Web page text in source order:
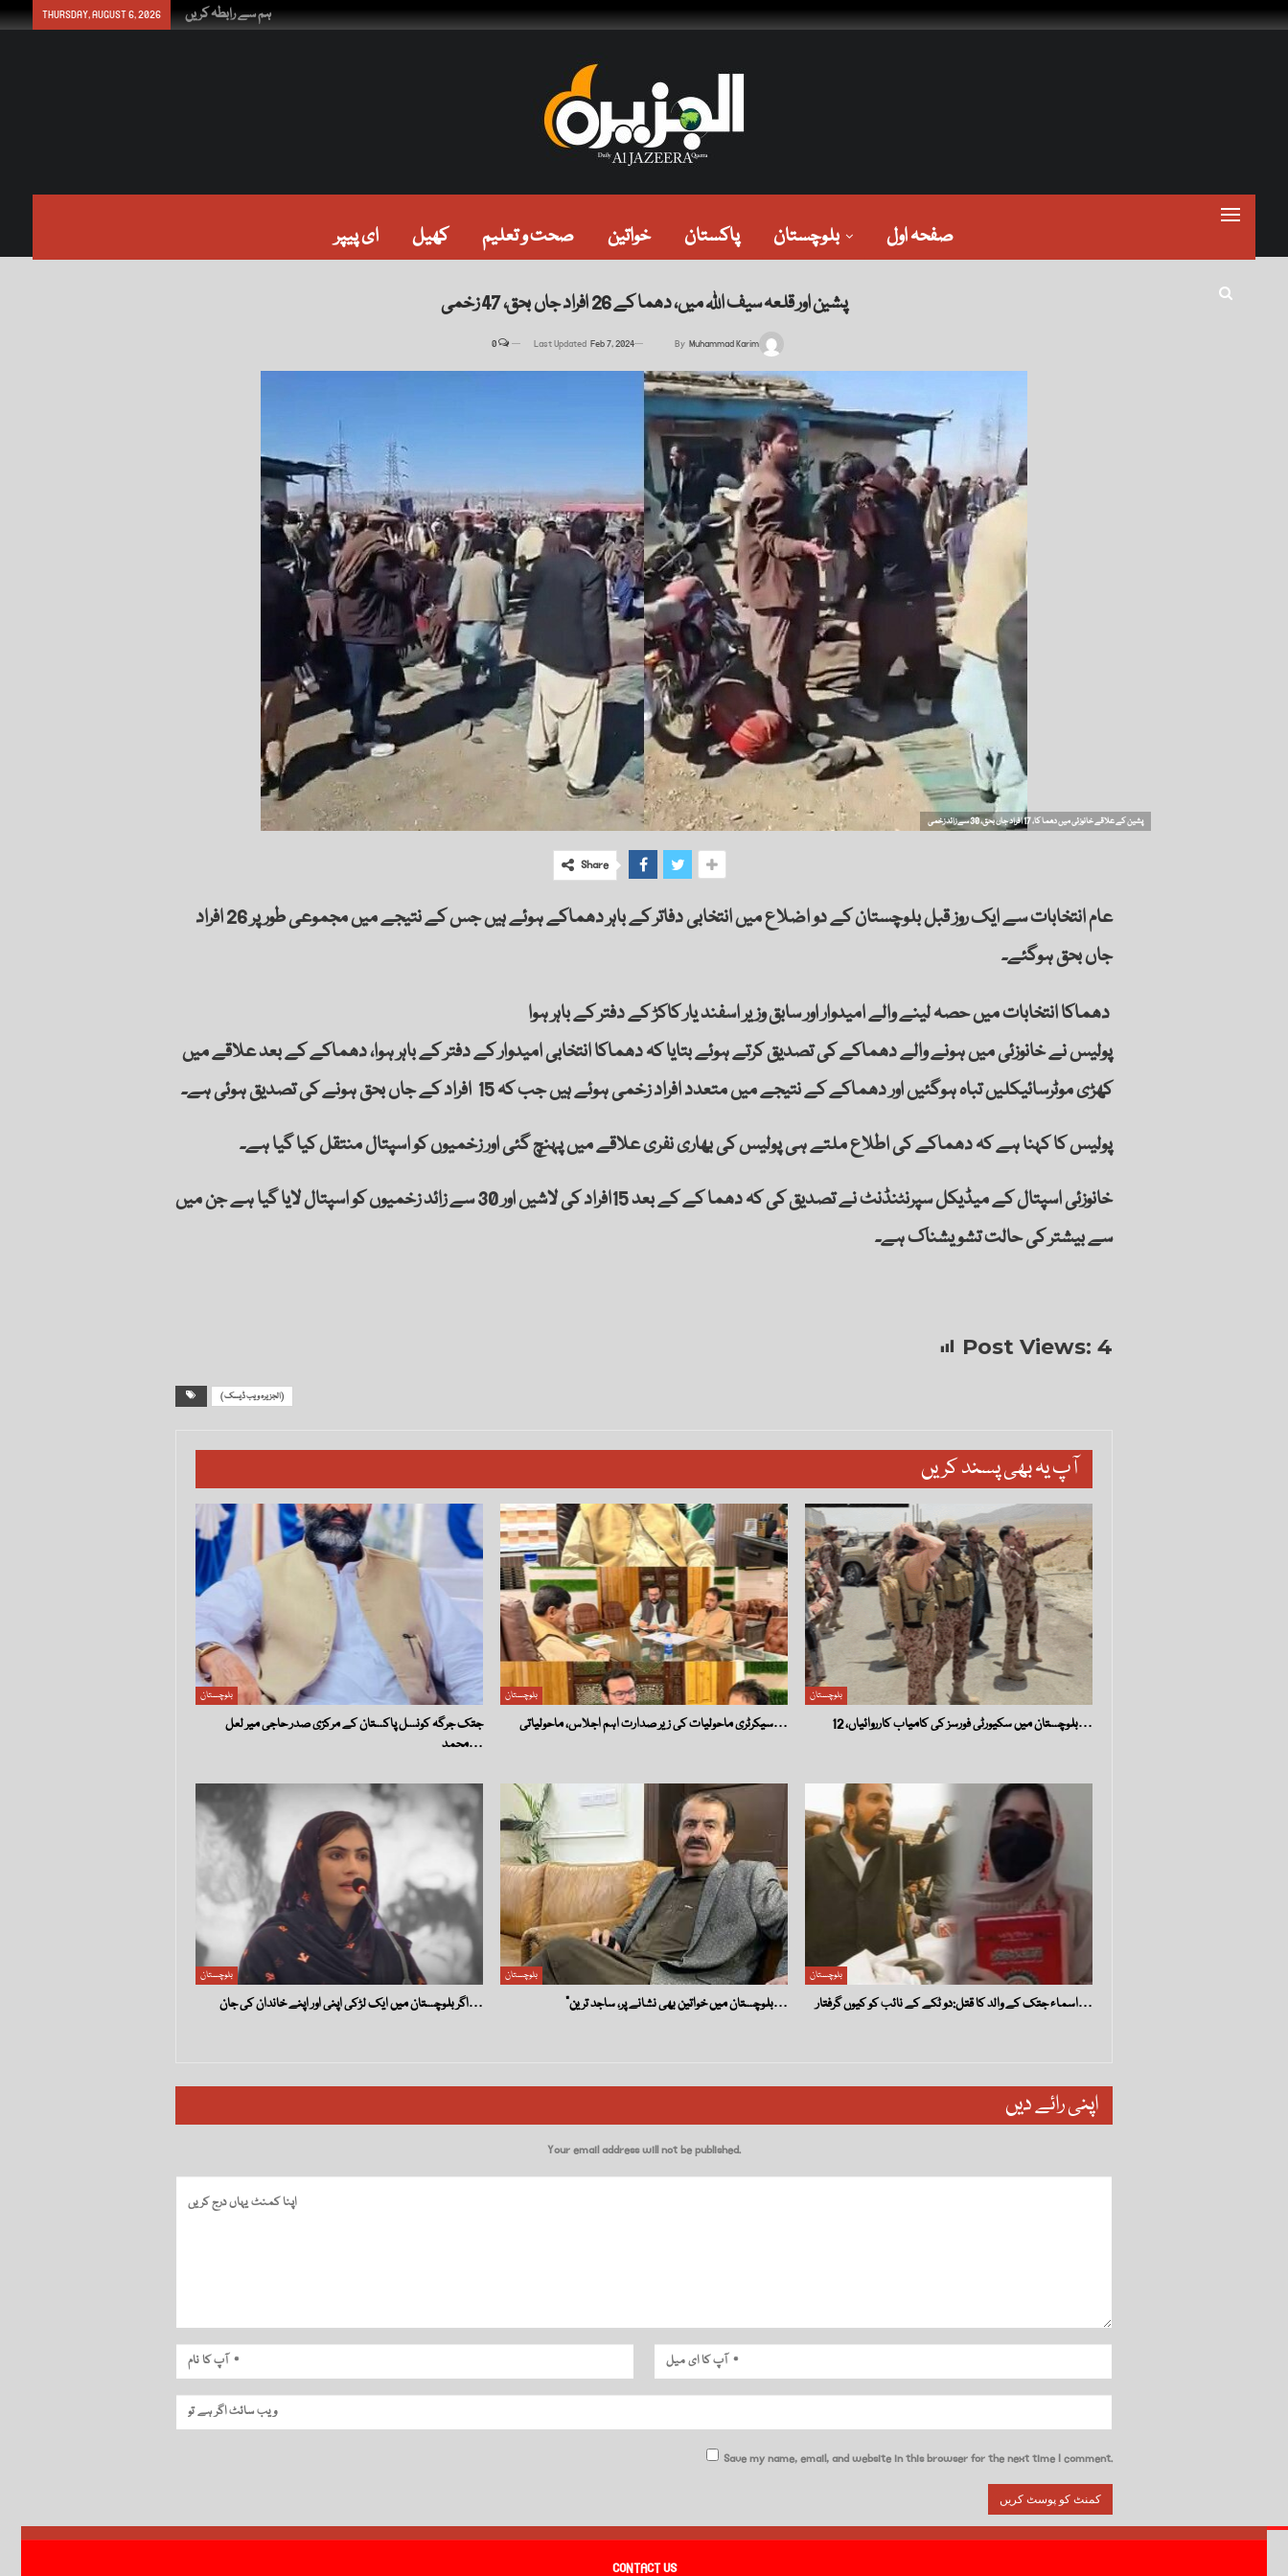
THURSDAY, AUGUST 6, 2026 ہم سے رابطہ کریں
ای پیپر کھیل صحت و تعلیم خواتین پاکستان بلوچستان صفحہ اول
پشین اور قلعہ سیف اللہ میں، دھما کے 26 افراد جاں بحق، 47 زخمی
By Muhammad Karim
Last Updated Feb 7, 2024
0
پشین کے علاقے خانوزئی میں دھما کا، 17 افراد جاں بحق، 30 سے زائد زخمی
Share
عام انتخابات سے ایک روز قبل بلوچستان کے دو اضلاع میں انتخابی دفاتر کے باہر دھماکے ہوئے ہیں جس کے نتیجے میں مجموعی طور پر 26 افراد
جاں بحق ہوگئے۔
پولیس نے خانوزئی میں ہونے والے دھماکے کی تصدیق کرتے ہوئے بتایا کہ دھماکا انتخابی امیدوار کے دفتر کے باہر ہوا، دھماکے کے بعد علاقے میں
کھڑی موٹرسائیکلیں تباہ ہوگئیں اور دھماکے کے نتیجے میں متعدد افراد زخمی ہوئے ہیں جب کہ 15 افراد کے جاں بحق ہونے کی تصدیق ہوئی ہے۔
پولیس کا کہنا ہے کہ دھماکے کی اطلاع ملتے ہی پولیس کی بھاری نفری علاقے میں پہنچ گئی اور زخمیوں کو اسپتال منتقل کیا گیا ہے۔
خانوزئی اسپتال کے میڈیکل سپرنٹنڈنٹ نے تصدیق کی کہ دھما کے کے بعد 15افراد کی لاشیں اور 30 سے زائد زخمیوں کو اسپتال لایا گیا ہے جن میں
سے بیشتر کی حالت تشویشناک ہے۔
Post Views: 4
( الجزیرہ ویب ڈیسک)
آپ یہ بھی پسند کریں
بلوچستان
جتک جرگہ کونسل پاکستان کے مرکزی صدر حاجی میر لعل
محمد…
بلوچستان
سیکرٹری ماحولیات کی زیر صدارت اہم اجلاس، ماحولیاتی…
بلوچستان
بلوچستان میں سکیورٹی فورسز کی کامیاب کارروائیاں، 12…
بلوچستان
اگر بلوچستان میں ایک لڑکی اپنی اور اپنے خاندان کی جان…
بلوچستان
“بلوچستان میں خواتین بھی نشانے پر، ساجد ترین…
بلوچستان
اسماء جتک کے والد کا قتل:دو ٹکے کے نائب کو کیوں گرفتار…
اپنی رائے دیں
Your email address will not be published.
Save my name, email, and website in this browser for the next time I comment.
CONTACT US